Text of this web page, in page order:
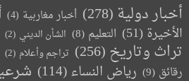
أخبار دولية (278) أخبار مغاربية (4)
الأخيرة (51) التعليم (8) الشأن الديني (2)
تراث وتاريخ(256) تراجم وأعلام (2)
رقائق (9) رياض النساء(114)